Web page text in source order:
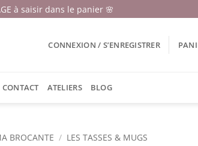
à saisir dans le panier 🌸
CONNEXION / S’ENREGISTRER
CONTACT ATELIERS BLOG
BROCANTE / LES TASSES & MUGS